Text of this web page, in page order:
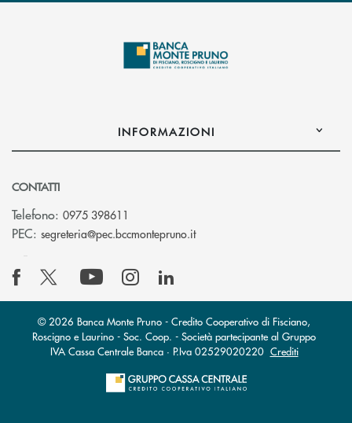
INFORMAZIONI
CONTATTI
Telefono: 0975 398611
PEC: segreteria@pec.bccmontepruno.it(si apre l’app di posta
© 2026 Banca Monte Pruno - Credito Cooperativo di Fisciano,
Roscigno e Laurino - Soc. Coop. - Società partecipante al Gruppo
IVA Cassa Centrale Banca · P.Iva 02529020220 Crediti